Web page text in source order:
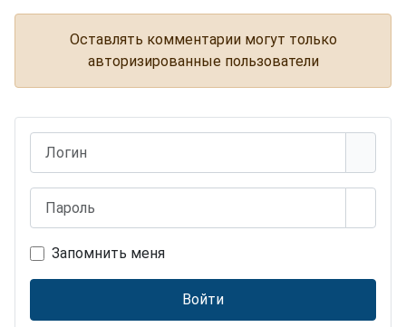
Оставлять комментарии могут только
авторизированные пользователи
Запомнить меня
Войти